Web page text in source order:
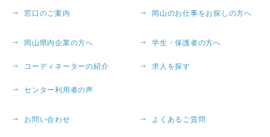
窓口のご案内 岡山のお仕事をお探しの方へ
岡山県内企業の方へ 学生・保護者の方へ
コーディネーターの紹介 求人を探す
センター利用者の声
お問い合わせ よくあるご質問